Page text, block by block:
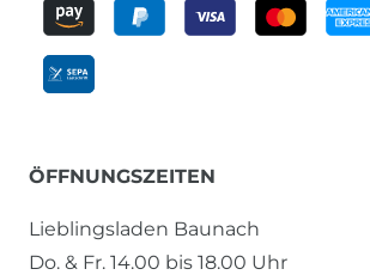
ÖFFNUNGSZEITEN
Lieblingsladen Baunach
Do. & Fr. 14.00 bis 18.00 Uhr